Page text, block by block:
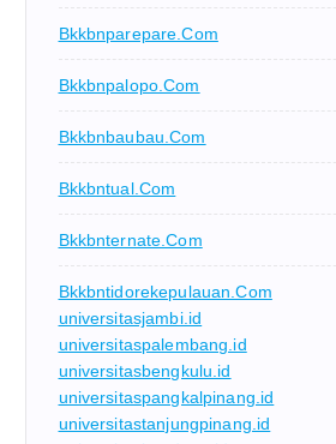
Bkkbnparepare.com
Bkkbnpalopo.com
Bkkbnbaubau.com
Bkkbntual.com
Bkkbnternate.com
Bkkbntidorekepulauan.com
universitasjambi.id
universitaspalembang.id
universitasbengkulu.id
universitaspangkalpinang.id
universitastanjungpinang.id